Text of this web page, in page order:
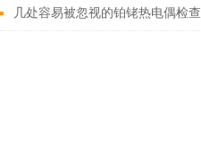
与防爆保护
几处容易被忽视的铂铑热电偶检查